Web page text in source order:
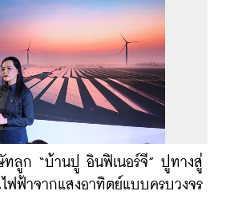
ลูก “บ้านปู อินฟิเนอร์จี” ปูทางสู่
ฟฟ้าจากแสงอาทิตย์แบบครบวงจร